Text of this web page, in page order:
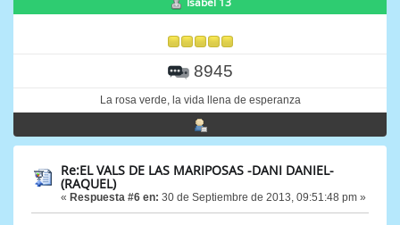
8945
La rosa verde, la vida llena de esperanza
Re:EL VALS DE LAS MARIPOSAS -DANI DANIEL-
(RAQUEL)
« Respuesta #6 en: 30 de Septiembre de 2013, 09:51:48 pm »